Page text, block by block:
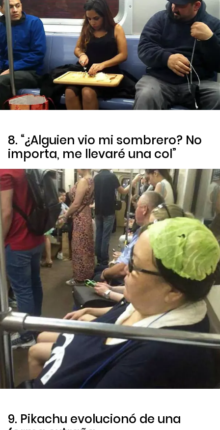
8. “¿Alguien vio mi sombrero? No
importa, me llevaré una col”
9. Pikachu evolucionó de una